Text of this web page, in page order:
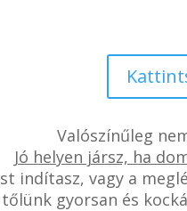
Valószínűleg
Jó helyen jársz, ha
indítasz, vagy a
tőlünk gyorsan és